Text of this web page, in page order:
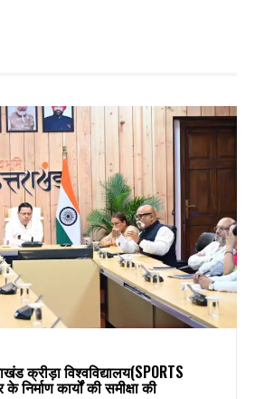
क्रीड़ा विश्वविद्यालय(SPORTS
निर्माण कार्यों की समीक्षा की